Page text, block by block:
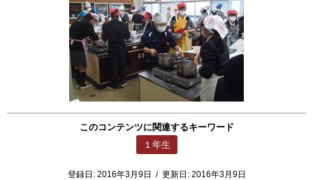
このコンテンツに関連するキーワード
１年生
登録日: 2016年3月9日 / 更新日: 2016年3月9日